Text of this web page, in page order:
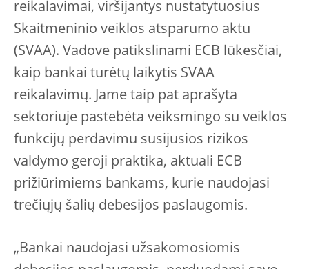
reikalavimai, viršijantys nustatytuosius
Skaitmeninio veiklos atsparumo aktu
(SVAA). Vadove patikslinami ECB lūkesčiai,
kaip bankai turėtų laikytis SVAA
reikalavimų. Jame taip pat aprašyta
sektoriuje pastebėta veiksmingo su veiklos
funkcijų perdavimu susijusios rizikos
valdymo geroji praktika, aktuali ECB
prižiūrimiems bankams, kurie naudojasi
trečiųjų šalių debesijos paslaugomis.
„Bankai naudojasi užsakomosiomis